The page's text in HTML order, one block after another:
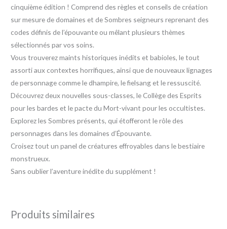
cinquième édition ! Comprend des règles et conseils de création
sur mesure de domaines et de Sombres seigneurs reprenant des
codes définis de l’épouvante ou mêlant plusieurs thèmes
sélectionnés par vos soins.
Vous trouverez maints historiques inédits et babioles, le tout
assorti aux contextes horrifiques, ainsi que de nouveaux lignages
de personnage comme le dhampire, le fielsang et le ressuscité.
Découvrez deux nouvelles sous-classes, le Collège des Esprits
pour les bardes et le pacte du Mort-vivant pour les occultistes.
Explorez les Sombres présents, qui étofferont le rôle des
personnages dans les domaines d’Épouvante.
Croisez tout un panel de créatures effroyables dans le bestiaire
monstrueux.
Sans oublier l’aventure inédite du supplément !
Produits similaires